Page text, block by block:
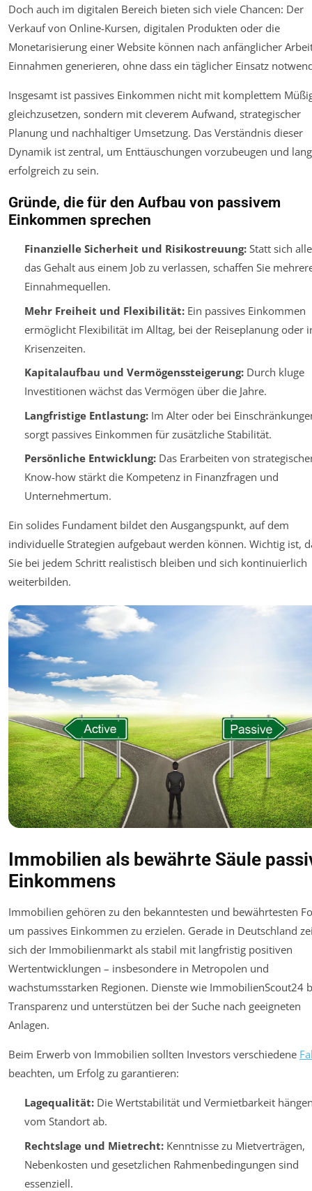
Doch auch im digitalen Bereich bieten sich viele Chancen: Der
Verkauf von Online-Kursen, digitalen Produkten oder die
Monetarisierung einer Website können nach anfänglicher
Einnahmen generieren, ohne dass ein täglicher Einsatz
Insgesamt ist passives Einkommen nicht mit komplettem
gleichzusetzen, sondern mit cleverem Aufwand, strategischer
Planung und nachhaltiger Umsetzung. Das Verständnis dieser
Dynamik ist zentral, um Enttäuschungen vorzubeugen und
erfolgreich zu sein.
Gründe, die für den Aufbau von passivem
Einkommen sprechen
Finanzielle Sicherheit und Risikostreuung:Statt sich
das Gehalt aus einem Job zu verlassen, schaffen Sie
Einnahmequellen.
Mehr Freiheit und Flexibilität:Ein passives Einkommen
ermöglicht Flexibilität im Alltag, bei der Reiseplanung oder
Krisenzeiten.
Kapitalaufbau und Vermögenssteigerung:Durch kluge
Investitionen wächst das Vermögen über die Jahre.
Langfristige Entlastung:Im Alter oder bei
sorgt passives Einkommen für zusätzliche Stabilität.
Persönliche Entwicklung:Das Erarbeiten von
Know-how stärkt die Kompetenz in Finanzfragen und
Unternehmertum.
Ein solides Fundament bildet den Ausgangspunkt, auf dem
individuelle Strategien aufgebaut werden können. Wichtig ist,
Sie bei jedem Schritt realistisch bleiben und sich kontinuierlich
weiterbilden.
Immobilien als bewährte Säule
Einkommens
Immobilien gehören zu den bekanntesten und bewährtesten
um passives Einkommen zu erzielen. Gerade in Deutschland
sich der Immobilienmarkt als stabil mit langfristig positiven
Wertentwicklungen – insbesondere in Metropolen und
wachstumsstarken Regionen. Dienste wie ImmobilienScout24
Transparenz und unterstützen bei der Suche nach geeigneten
Anlagen.
Beim Erwerb von Immobilien sollten Investors verschiedene
beachten, um Erfolg zu garantieren:
Lagequalität:Die Wertstabilität und Vermietbarkeit
vom Standort ab.
Rechtslage und Mietrecht:Kenntnisse zu Mietverträgen,
Nebenkosten und gesetzlichen Rahmenbedingungen sind
essenziell.